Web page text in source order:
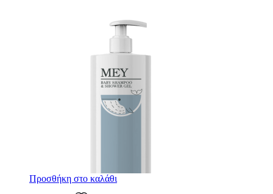
Προσθήκη στο καλάθι